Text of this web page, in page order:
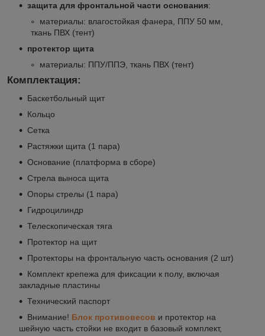
защита для фронтальной части основания:
материалы: влагостойкая фанера, ППУ 50 мм,
ткань ПВХ (тент)
протектор щита
материалы: ППУ/ППЭ, ткань ПВХ (тент)
Комплектация:
Баскетбольный щит
Кольцо
Сетка
Растяжки щита (1 пара)
Основание (платформа в сборе)
Стрела выноса щита
Опоры стрелы (1 пара)
Гидроцилиндр
Телескопическая тяга
Протектор на щит
Протекторы на фронтальную часть основания (2 шт)
Комплект крепежа для фиксации к полу, включая
закладные пластины
Технический паспорт
Внимание! Блок противовесов и протектор на
шейную часть стойки не входит в базовый комплект,